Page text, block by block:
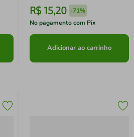
R$ 15,20 -71%
No pagamento com Pix
Adicionar ao carrinho